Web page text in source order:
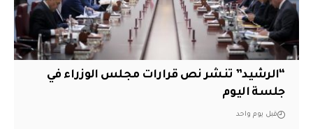
“الرشيد” تنشر نص قرارات مجلس الوزراء في
جلسة اليوم
قبل يوم واحد